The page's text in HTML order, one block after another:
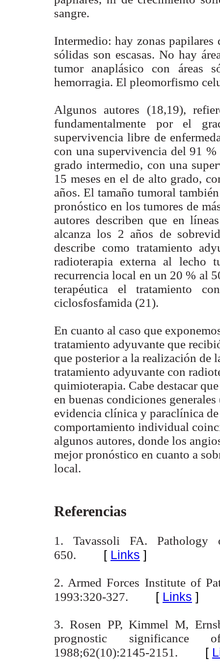
sangre.
Intermedio: hay zonas papilares
sólidas son escasas. No hay
tumor anaplásico con áreas
hemorragia. El pleomorfismo
Algunos autores (18,19),
fundamentalmente por el
supervivencia libre de
con una supervivencia del 91
grado intermedio, con una
15 meses en el de alto grado,
años. El tamaño tumoral
pronóstico en los tumores de
autores describen que en
alcanza los 2 años de
describe como tratamiento
radioterapia externa al lecho
recurrencia local en un 20 % al
terapéutica el tratamiento
ciclosfosfamida (21).
En cuanto al caso que
tratamiento adyuvante que
que posterior a la realización de
tratamiento adyuvante con
quimioterapia. Cabe destacar
en buenas condiciones
evidencia clínica y paraclínica
comportamiento individual
algunos autores, donde los
mejor pronóstico en cuanto a
local.
Referencias
1. Tavassoli FA. Pathology
650. [ Links ]
2. Armed Forces Institute of
1993:320-327. [ Links ]
3. Rosen PP, Kimmel M,
prognostic significance
1988;62(10):2145-2151. [